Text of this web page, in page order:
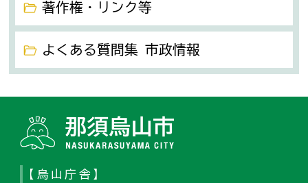
著作権・リンク等
よくある質問集 市政情報
【烏山庁舎】